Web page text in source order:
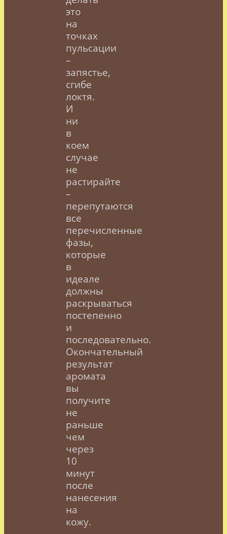
это
на
точках
пульсации
–
запястье,
сгибе
локтя.
И
ни
в
коем
случае
не
растирайте
–
перепутаются
все
перечисленные
фазы,
которые
в
идеале
должны
раскрываться
постепенно
и
последовательно.
Окончательный
результат
аромата
вы
получите
не
раньше
чем
через
10
минут
после
нанесения
на
кожу.